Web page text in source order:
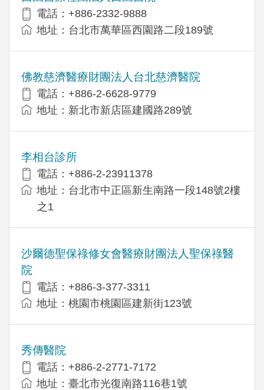
電話：+886-2332-9888
地址：台北市萬華區西園路二段189號
佛教慈濟醫療財團法人台北慈濟醫院
電話：+886-2-6628-9779
地址：新北市新店區建國路289號
李相台診所
電話：+886-2-23911378
地址：台北市中正區新生南路一段148號2樓
之1
沙爾德聖保祿修女會醫療財團法人聖保祿醫
院
電話：+886-3-377-3311
地址：桃園市桃園區建新街123號
秀傳醫院
電話：+886-2-2771-7172
地址：臺北市光復南路116巷1號